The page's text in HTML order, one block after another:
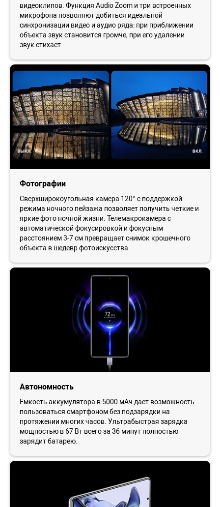
видеоклипов. Функция Audio Zoom и три встроенных
микрофона позволяют добиться идеальной
синхронизации видео и аудио ряда: при приближении
объекта звук становится громче, при его удалении
звук стихает.
Фотографии
Сверхширокоугольная камера 120° с поддержкой
режима ночного пейзажа позволяет получить четкие и
яркие фото ночной жизни. Телемакрокамера с
автоматической фокусировкой и фокусным
расстоянием 3-7 см превращает снимок крошечного
объекта в шедевр фотоискусства.
Автономность
Емкость аккумулятора в 5000 мАч дает возможность
пользоваться смартфоном без подзарядки на
протяжении многих часов. Ультрабыстрая зарядка
мощностью в 67 Вт всего за 36 минут полностью
зарядит батарею.